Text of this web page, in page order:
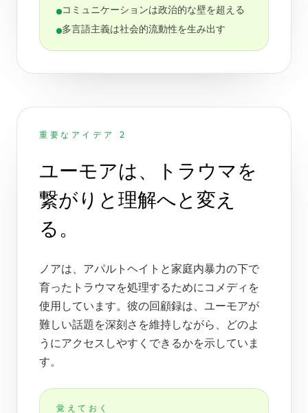
コミュニケーションは政治的な壁を超える
多言語主義は社会的流動性を生み出す
重要なアイデア 2
ユーモアは、トラウマを
繋がりと理解へと変え
る。
ノアは、アパルトヘイトと家庭内暴力の下で
育ったトラウマを処理するためにコメディを
使用しています。彼の回顧録は、ユーモアが
難しい話題を深刻さを維持しながら、どのよ
うにアクセスしやすくできるかを示していま
す。
覚えておく